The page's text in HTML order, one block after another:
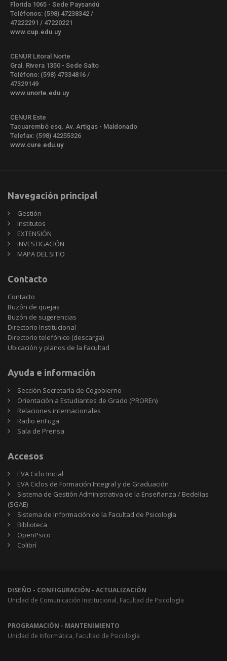
Florida 1065 - Sede Paysandú
Teléfonos: (598) 47238342 /
47222291 / 47220221
www.cup.edu.uy
CENUR Litoral Norte
Gral. Rivera 1350 - Sede Salto
Teléfono: (598) 47334816 /
47329149
www.unorte.edu.uy
CENUR Este
Tacuarembó esq. Av. Artigas - Maldonado
Telefax: (598) 42255326
www.cure.edu.uy
Navegación principal
Gestión
Institutos
EXTENSIÓN
INVESTIGACIÓN
MAPA DEL SITIO
Contacto
Contacto
Buzón de quejas
Buzón de sugerencias
Directorio Institucional
Directorio telefónico (descarga)
Ubicación y planos de la Facultad
Ayuda e información
Sección Secretaría de Cogobierno
Orientación a Estudiantes de Grado (PROREn)
Relaciones internacionales
Radio enFuga
Sala de Prensa
Accesos
EVA Ciclo Inicial
EVA Ciclos de Formación Integral y de Graduación
Sistema de Gestión Administrativa de la Enseñanza / Bedelías
(SGAE)
Sistema de Información de la Facultad de Psicología
Biblioteca
OpenPsico
Colibrí
DISEÑO - CONFIGURACIÓN - ACTUALIZACIÓN
Unidad de Comunicación Institucional, Facultad de Psicología
PROGRAMACIÓN - MANTENIMIENTO
Unidad de Informática, Facultad de Psicología